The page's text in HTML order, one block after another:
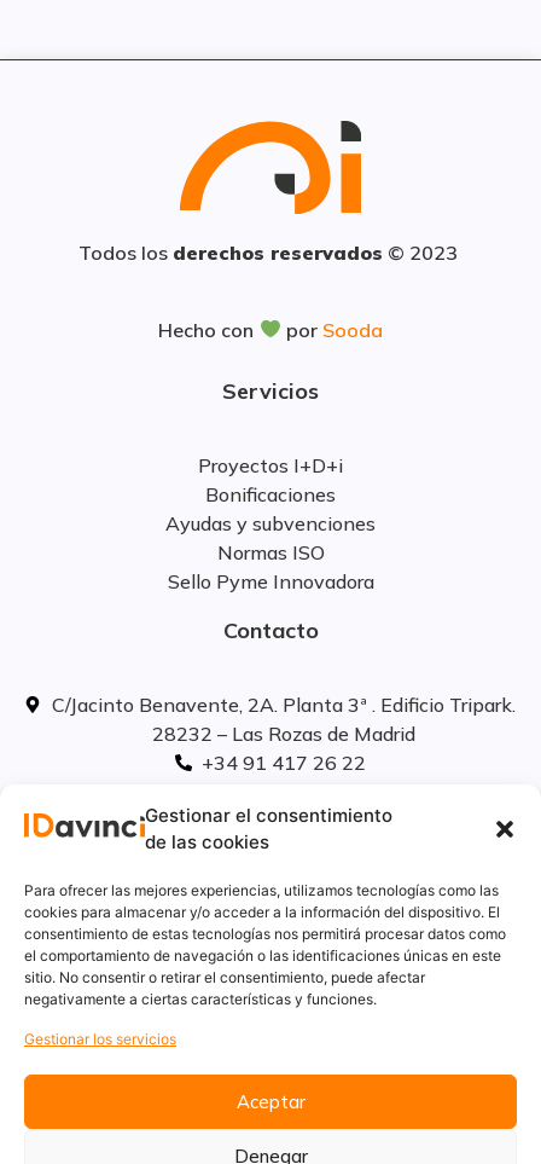
Gestionar el consentimiento
de las cookies
Para ofrecer las mejores experiencias, utilizamos tecnologías como las
cookies para almacenar y/o acceder a la información del dispositivo. El
consentimiento de estas tecnologías nos permitirá procesar datos como
el comportamiento de navegación o las identificaciones únicas en este
sitio. No consentir o retirar el consentimiento, puede afectar
negativamente a ciertas características y funciones.
Gestionar los servicios
Aceptar
Denegar
Todos los derechos reservados © 2023
Hecho con por Sooda
Servicios
Proyectos I+D+i
Bonificaciones
Ayudas y subvenciones
Normas ISO
Sello Pyme Innovadora
Contacto
C/Jacinto Benavente, 2A. Planta 3ª . Edificio Tripark.
28232 – Las Rozas de Madrid
+34 91 417 26 22
linkedIn
Aviso Legal
Privacidad
Cookies